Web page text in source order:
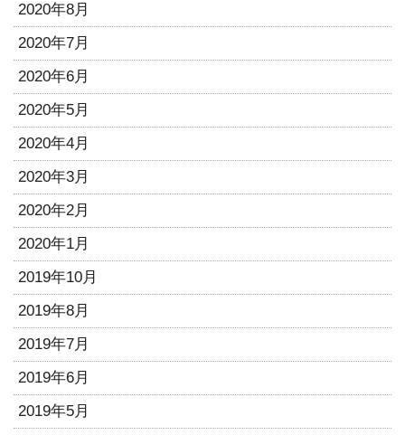
2020年8月
2020年7月
2020年6月
2020年5月
2020年4月
2020年3月
2020年2月
2020年1月
2019年10月
2019年8月
2019年7月
2019年6月
2019年5月